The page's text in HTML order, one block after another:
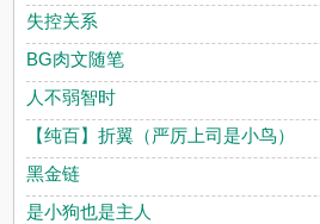
失控关系
BG肉文随笔
人不弱智时
【纯百】折翼（严厉上司是小鸟）
黑金链
是小狗也是主人